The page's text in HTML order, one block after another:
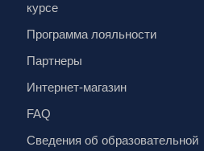
курсе
Программа лояльности
Партнеры
Интернет-магазин
FAQ
Сведения об образовательной